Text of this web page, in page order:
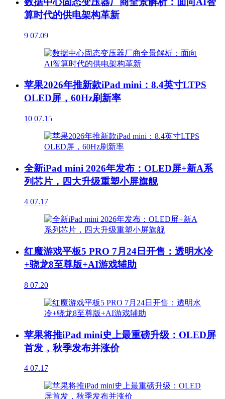
算时代的供电架构革新
9 07.09
苹果2026年推新款iPad mini：8.4英寸LTPS
OLED屏，60Hz刷新率
10 07.15
全新iPad mini 2026年发布：OLED屏+新A系
列芯片，四大升级重塑小屏旗舰
4 07.17
红魔游戏平板5 PRO 7月24日开售：透明水冷
+骁龙8至尊版+AI游戏辅助
8 07.20
苹果将推iPad mini史上最重磅升级：OLED屏
首发，秋季发布并涨价
4 07.17